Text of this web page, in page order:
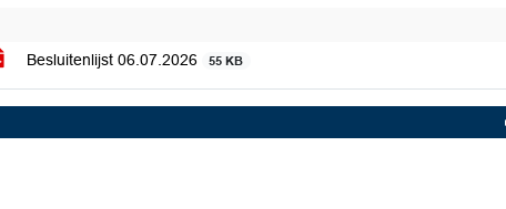
Besluitenlijst 06.07.2026 55 KB